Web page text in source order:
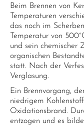
Beim Brennen von
Temperaturen
das noch im
Temperatur von
und sein chemischer
organischen
statt. Nach der
Verglasung.
Ein Brennvorgang,
niedrigem
Oxidationsbrand.
entzogen und es